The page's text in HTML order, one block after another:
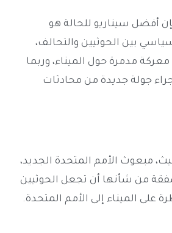
أفضل سيناريو للحالة هو
بين الحوثيين والتحالف،
مدمرة حول الميناء، وربما
جولة جديدة من محادثات
مبعوث الأمم المتحدة الجديد،
من شأنها أن تجعل الحوثيين
على الميناء إلى الأمم المتحدة.